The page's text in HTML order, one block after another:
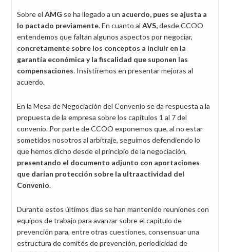
Sobre el AMG se ha llegado a un acuerdo, pues se ajusta a
lo pactado previamente. En cuanto al AVS,desde CCOO
entendemos que faltan algunos aspectos por negociar,
concretamente sobre los conceptos a incluir en la
garantía económica y la fiscalidad que suponen las
compensaciones. Insistiremos en presentar mejoras al
acuerdo.
En la Mesa de Negociación del Convenio se da respuesta a la
propuesta de la empresa sobre los capítulos 1 al 7 del
convenio. Por parte de CCOO exponemos que, al no estar
sometidos nosotros al arbitraje, seguimos defendiendo lo
que hemos dicho desde el principio de la negociación,
presentando el documento adjunto con aportaciones
que darían protección sobre la ultraactividad del
Convenio.
Durante estos últimos días se han mantenido reuniones con
equipos de trabajo para avanzar sobre el capítulo de
prevención para, entre otras cuestiones, consensuar una
estructura de comités de prevención, periodicidad de